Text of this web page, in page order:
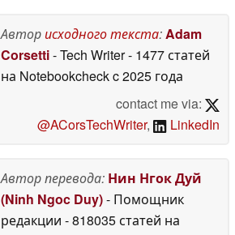
Авторисходного текста:Adam
Corsetti- Tech Writer- 1477 статей
на Notebookcheckc 2025 года
contact me via:
@ACorsTechWriter, LinkedIn
Автор перевода: Нин Нгок Дуй
(Ninh Ngoc Duy)- Помощник
редакции - 818035 статей на